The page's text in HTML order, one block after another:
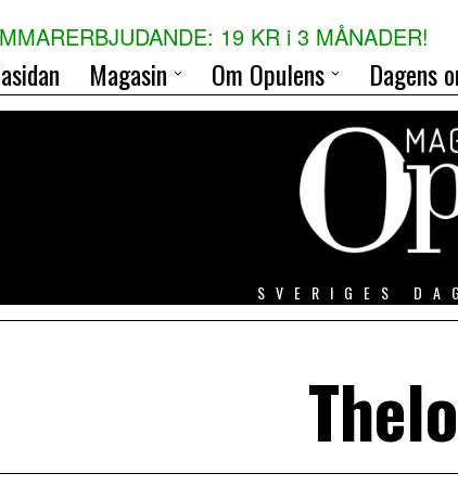
19 KR i 3 MÅNADER!
Magasin Om Opulens Dagens
SVERIGES